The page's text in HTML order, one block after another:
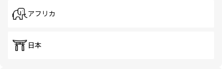
アフリカ
日本